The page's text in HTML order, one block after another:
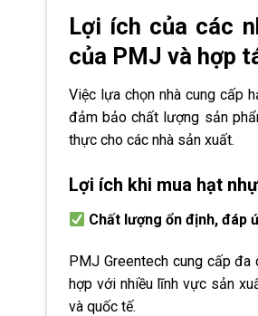
Lợi ích của các
của PMJ và hợp
Việc lựa chọn nhà cung cấp
đảm bảo chất lượng sản
thực cho các nhà sản xuất.
Lợi ích khi mua hạt
Chất lượng ổn định, đáp
PMJ Greentech cung cấp
hợp với nhiều lĩnh vực sản
và quốc tế.